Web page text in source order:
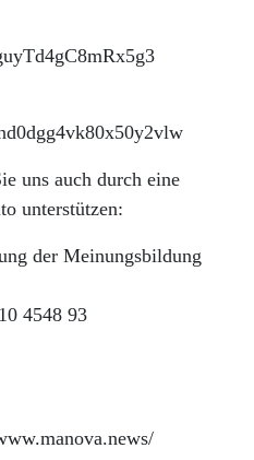
uns auch durch eine
unterstützen:
der Meinungsbildung
4548 93